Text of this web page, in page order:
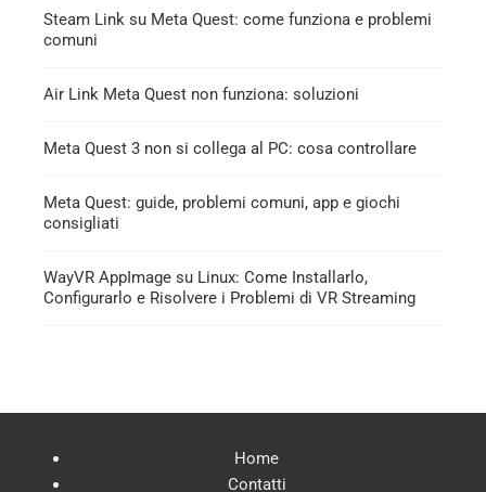
Steam Link su Meta Quest: come funziona e problemi
comuni
Air Link Meta Quest non funziona: soluzioni
Meta Quest 3 non si collega al PC: cosa controllare
Meta Quest: guide, problemi comuni, app e giochi
consigliati
WayVR AppImage su Linux: Come Installarlo,
Configurarlo e Risolvere i Problemi di VR Streaming
Home
Contatti